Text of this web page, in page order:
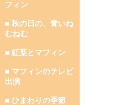
フィン
■ 秋の日の、青いね
むねむ
■ 紅葉とマフィン
■ マフィンのテレビ
出演
■ ひまわりの季節